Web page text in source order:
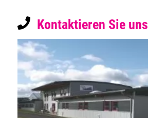
Kontaktieren Sie uns